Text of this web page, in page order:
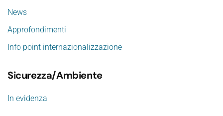
News
Approfondimenti
Info point internazionalizzazione
Sicurezza/Ambiente
In evidenza